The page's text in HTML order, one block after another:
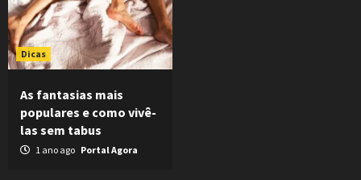
Dicas
As fantasias mais
populares e como vivê-
las sem tabus
1 ano ago Portal Agora